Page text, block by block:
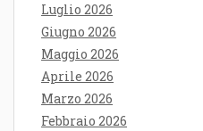
Luglio 2026
Giugno 2026
Maggio 2026
Aprile 2026
Marzo 2026
Febbraio 2026